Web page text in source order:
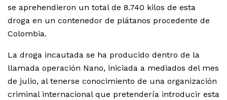
se aprehendieron un total de 8.740 kilos de esta
droga en un contenedor de plátanos procedente de
Colombia.
La droga incautada se ha producido dentro de la
llamada operación Nano, iniciada a mediados del mes
de julio, al tenerse conocimiento de una organización
criminal internacional que pretendería introducir esta